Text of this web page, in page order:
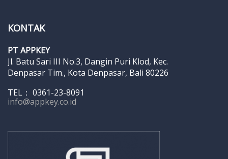
KONTAK
PT APPKEY
Jl. Batu Sari III No.3, Dangin Puri Klod, Kec.
Denpasar Tim., Kota Denpasar, Bali 80226
TEL： 0361-23-8091
info@appkey.co.id